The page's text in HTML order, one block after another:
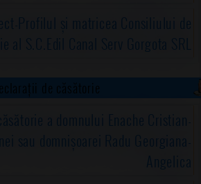
Profilul și matricea Consiliului de
al S.C.Edil Canal Serv Gorgota SRL
de căsătorie
a domnului Enache Cristian-
sau domnișoarei Radu Georgiana-
Angelica